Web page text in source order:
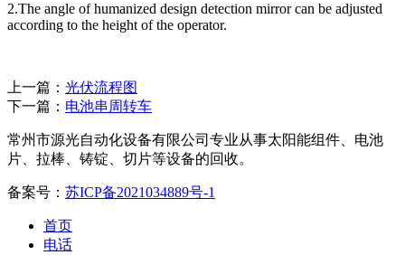
2.The angle of humanized design detection mirror can be adjusted
according to the height of the operator.
上一篇： 光伏流程图
下一篇： 电池串周转车
常州市源光自动化设备有限公司专业从事太阳能组件、电池
片、拉棒、铸锭、切片等设备的回收。
备案号： 苏ICP备2021034889号-1
首页
电话